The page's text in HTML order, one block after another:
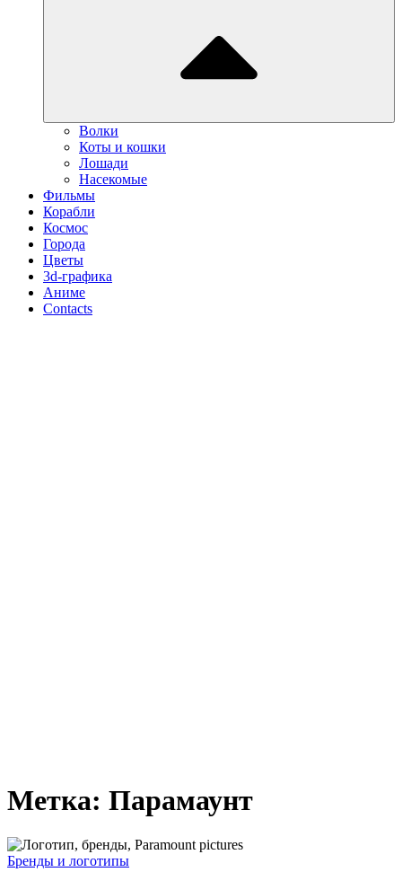
Волки
Коты и кошки
Лошади
Насекомые
Фильмы
Корабли
Космос
Города
Цветы
3d-графика
Аниме
Contacts
Метка: Парамаунт
Юбилей
Бренды и логотипы